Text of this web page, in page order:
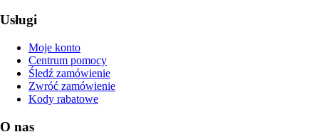
Usługi
Moje konto
Centrum pomocy
Śledź zamówienie
Zwróć zamówienie
Kody rabatowe
O nas